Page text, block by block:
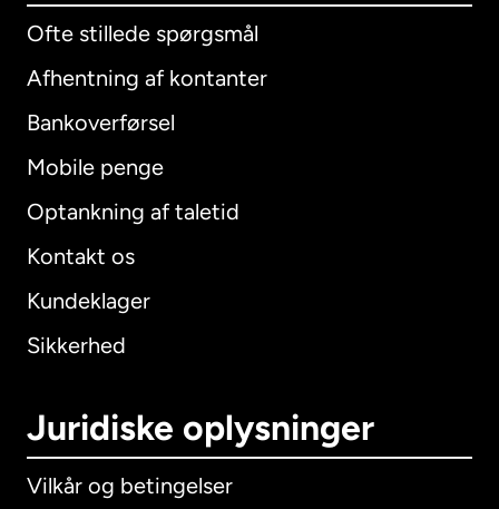
Ofte stillede spørgsmål
Afhentning af kontanter
Bankoverførsel
Mobile penge
Optankning af taletid
Kontakt os
Kundeklager
Sikkerhed
Juridiske oplysninger
Vilkår og betingelser